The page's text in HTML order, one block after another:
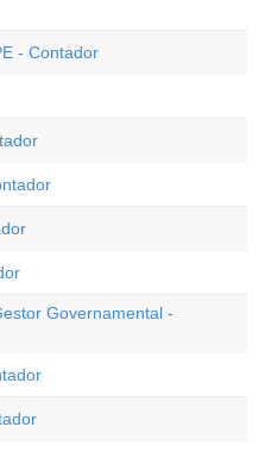
- Contador
Governamental -